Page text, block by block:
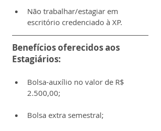
Não trabalhar/estagiar em
escritório credenciado à XP.
Benefícios oferecidos aos
Estagiários:
Bolsa-auxílio no valor de R$
2.500,00;
Bolsa extra semestral;